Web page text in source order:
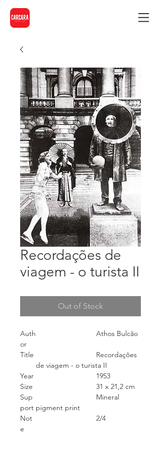
Recordações de
viagem - o turista II
Out of Stock
Auth
or
Athos Bulcão
Title
Recordações
de viagem - o turista II
Year
1953
Size
31 x 21,2 cm
Sup
port
Mineral
pigment print
Not
e
2/4